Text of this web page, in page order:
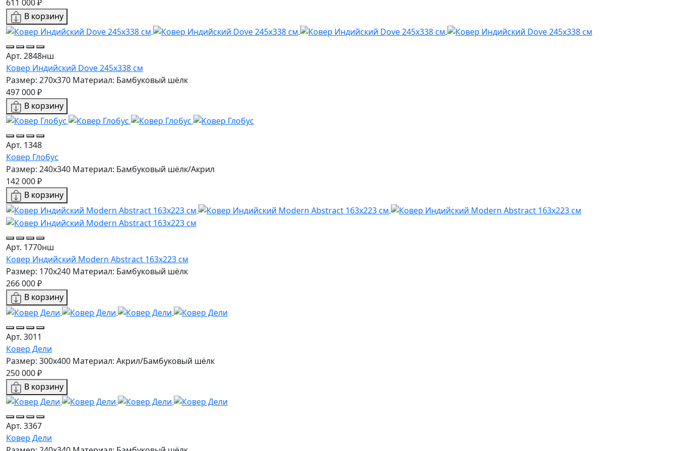
611 000 ₽
В корзину
Арт. 2848нш
Ковер Индийский Dove 245x338 см
Размер: 270x370 Материал: Бамбуковый шёлк
497 000 ₽
В корзину
Арт. 1348
Ковер Глобус
Размер: 240x340 Материал: Бамбуковый шёлк/Акрил
142 000 ₽
В корзину
Арт. 1770нш
Ковер Индийский Modern Abstract 163x223 см
Размер: 170x240 Материал: Бамбуковый шёлк
266 000 ₽
В корзину
Арт. 3011
Ковер Дели
Размер: 300x400 Материал: Акрил/Бамбуковый шёлк
250 000 ₽
В корзину
Арт. 3367
Ковер Дели